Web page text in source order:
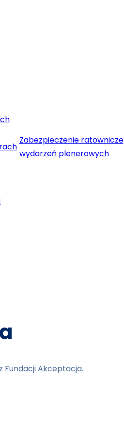
Zabezpieczenie ratownicze
wydarzeń plenerowych
Fundacji Akceptacja.